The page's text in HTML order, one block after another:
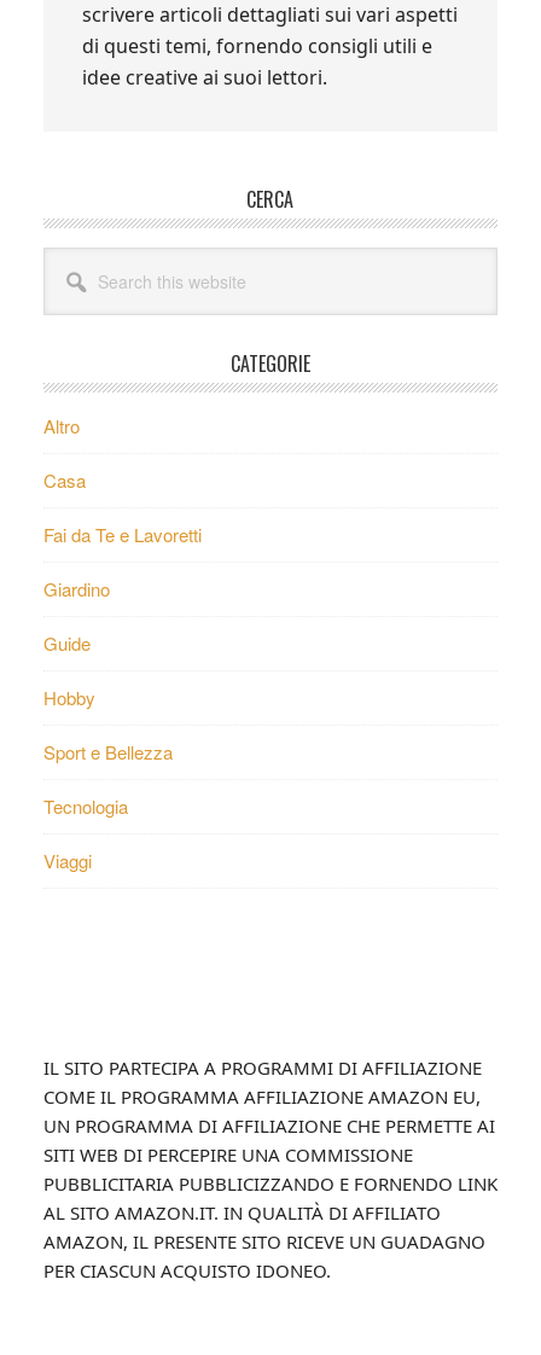
scrivere articoli dettagliati sui vari aspetti
di questi temi, fornendo consigli utili e
idee creative ai suoi lettori.
Sidebar
CERCA
this
website
CATEGORIE
Altro
Casa
Fai da Te e Lavoretti
Giardino
Guide
Hobby
Sport e Bellezza
Tecnologia
Viaggi
Footer
IL SITO PARTECIPA A PROGRAMMI DI AFFILIAZIONE
COME IL PROGRAMMA AFFILIAZIONE AMAZON EU,
UN PROGRAMMA DI AFFILIAZIONE CHE PERMETTE AI
SITI WEB DI PERCEPIRE UNA COMMISSIONE
PUBBLICITARIA PUBBLICIZZANDO E FORNENDO LINK
AL SITO AMAZON.IT. IN QUALITÀ DI AFFILIATO
AMAZON, IL PRESENTE SITO RICEVE UN GUADAGNO
PER CIASCUN ACQUISTO IDONEO.